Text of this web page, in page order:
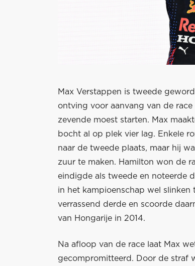
Max Verstappen is tweede
ontving voor aanvang van de
zevende moest starten. Max
bocht al op plek vier lag. Enkele
naar de tweede plaats, maar hij
zuur te maken. Hamilton won de
eindigde als tweede en noteerde
in het kampioenschap wel
verrassend derde en scoorde
van Hongarije in 2014.
Na afloop van de race laat Max
gecompromitteerd. Door de straf